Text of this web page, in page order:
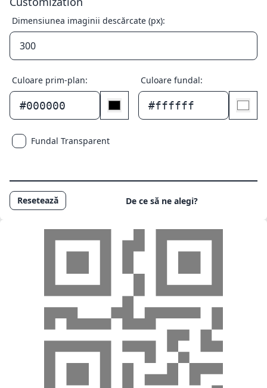
Dimensiunea imaginii descărcate (px):
Culoare prim-plan:
#000000
Culoare fundal:
#ffffff
Fundal Transparent
Resetează De ce să ne alegi?